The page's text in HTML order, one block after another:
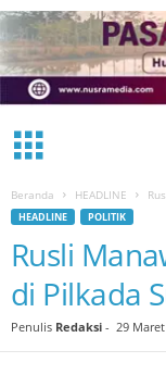
Beranda HEADLINE
HEADLINE POLITIK
Rusli
di Pilkada
Penulis Redaksi - 29